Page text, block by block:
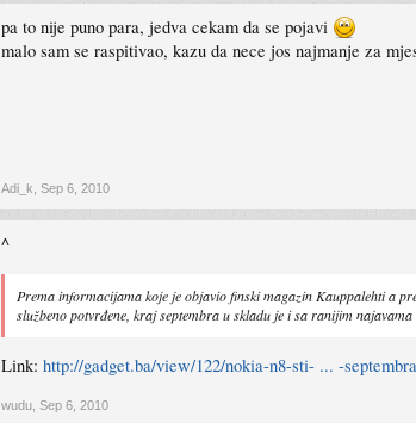
pa to nije puno para, jedva cekam da se pojavi
malo sam se raspitivao, kazu da nece jos najmanje za
Adi_k Sep 6, 2010
^
Prema informacijama koje je objavio finski magazin Kauppalehti a
službeno potvrđene, kraj septembra u skladu je i sa ranijim
Link: http://gadget.ba/view/122/nokia-n8-sti- ... -septembra
wudu Sep 6, 2010